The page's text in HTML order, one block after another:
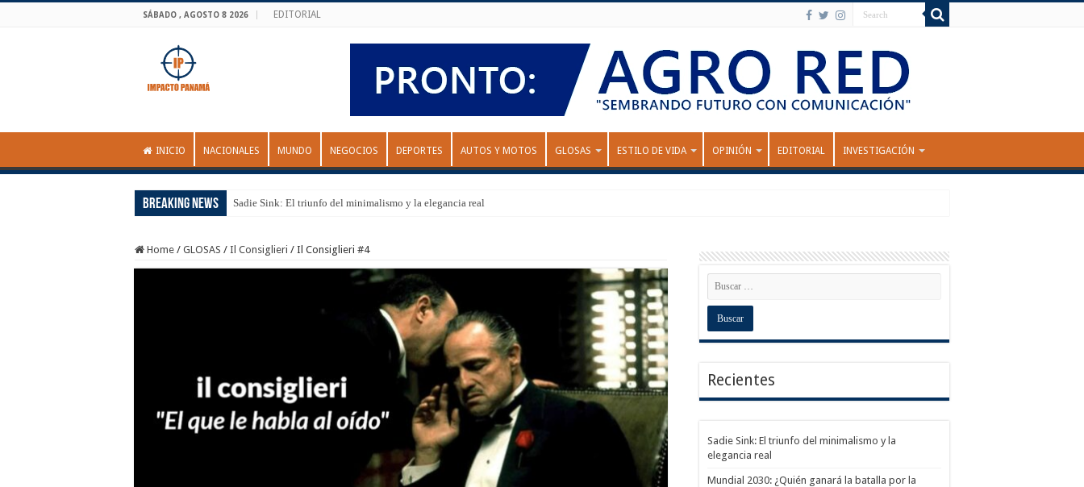
SÁBADO , AGOSTO 8 2026 EDITORIAL
INICIO NACIONALES MUNDO NEGOCIOS DEPORTES AUTOS Y MOTOS GLOSAS ESTILO DE VIDA OPINIÓN EDITORIAL INVESTIGACIÓN
Breaking News Sadie Sink: El triunfo del minimalismo y la elegancia real
Home / GLOSAS / Il Consiglieri / Il Consiglieri #4
Recientes
Sadie Sink: El triunfo del minimalismo y la
elegancia real
Mundial 2030: ¿Quién ganará la batalla por la